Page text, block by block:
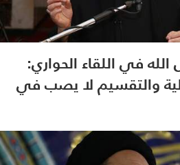
في اللقاء الحواري:
والتقسيم لا يصب في